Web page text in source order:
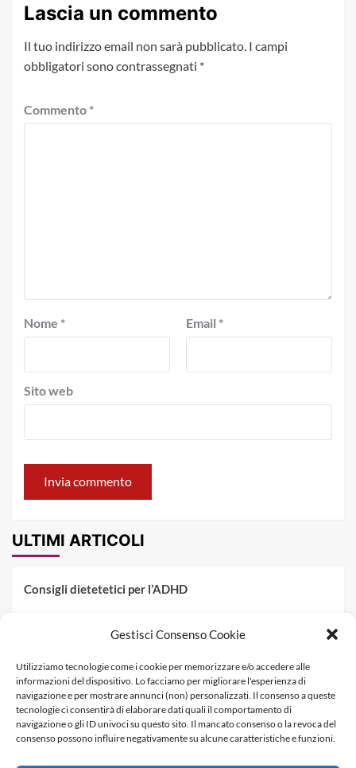
Gestisci Consenso Cookie
Utilizziamo tecnologie come i cookie per memorizzare e/o accedere alle
informazioni del dispositivo. Lo facciamo per migliorare l'esperienza di
navigazione e per mostrare annunci (non) personalizzati. Il consenso a queste
tecnologie ci consentirà di elaborare dati quali il comportamento di
navigazione o gli ID univoci su questo sito. Il mancato consenso o la revoca del
consenso possono influire negativamente su alcune caratteristiche e funzioni.
Lascia un commento
Il tuo indirizzo email non sarà pubblicato. I campi
obbligatori sono contrassegnati *
Commento *
Nome * Email *
Sito web
ULTIMI ARTICOLI
Consigli dietetetici per l’ADHD
Fenilchetonuria
Dieta militare: come funziona, opinioni e schema tipo per
dimagrire in 3 giorni